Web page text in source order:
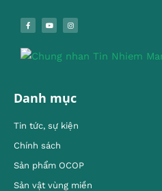
Danh mục
Tin tức, sự kiện
Chính sách
Sản phẩm OCOP
Sản vật vùng miền